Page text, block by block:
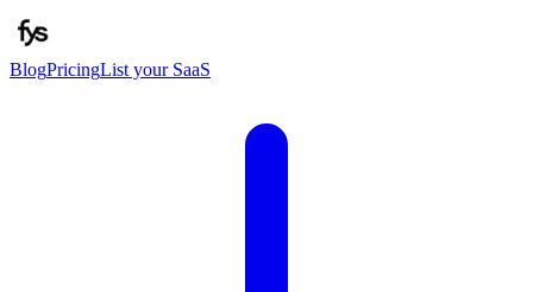
BlogPricingList your SaaS